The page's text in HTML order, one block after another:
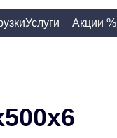
Услуги Акции %